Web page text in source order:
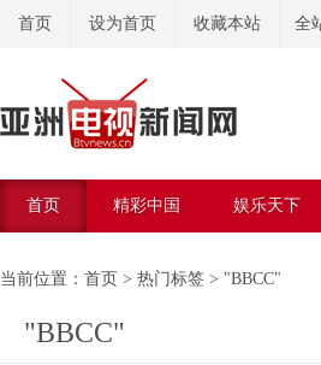
首页 设为首页 收藏本站 全
首页 精彩中国 娱乐天下
当前位置： 首页 > 热门标签 > "BBCC"
"BBCC"